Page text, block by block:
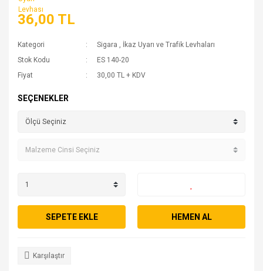
36,00 TL
Kategori Sigara , İkaz Uyarı ve Trafik Levhaları
Stok Kodu
ES 140-20
Fiyat
30,00 TL + KDV
SEÇENEKLER
SEPETE EKLE HEMEN AL
Karşılaştır